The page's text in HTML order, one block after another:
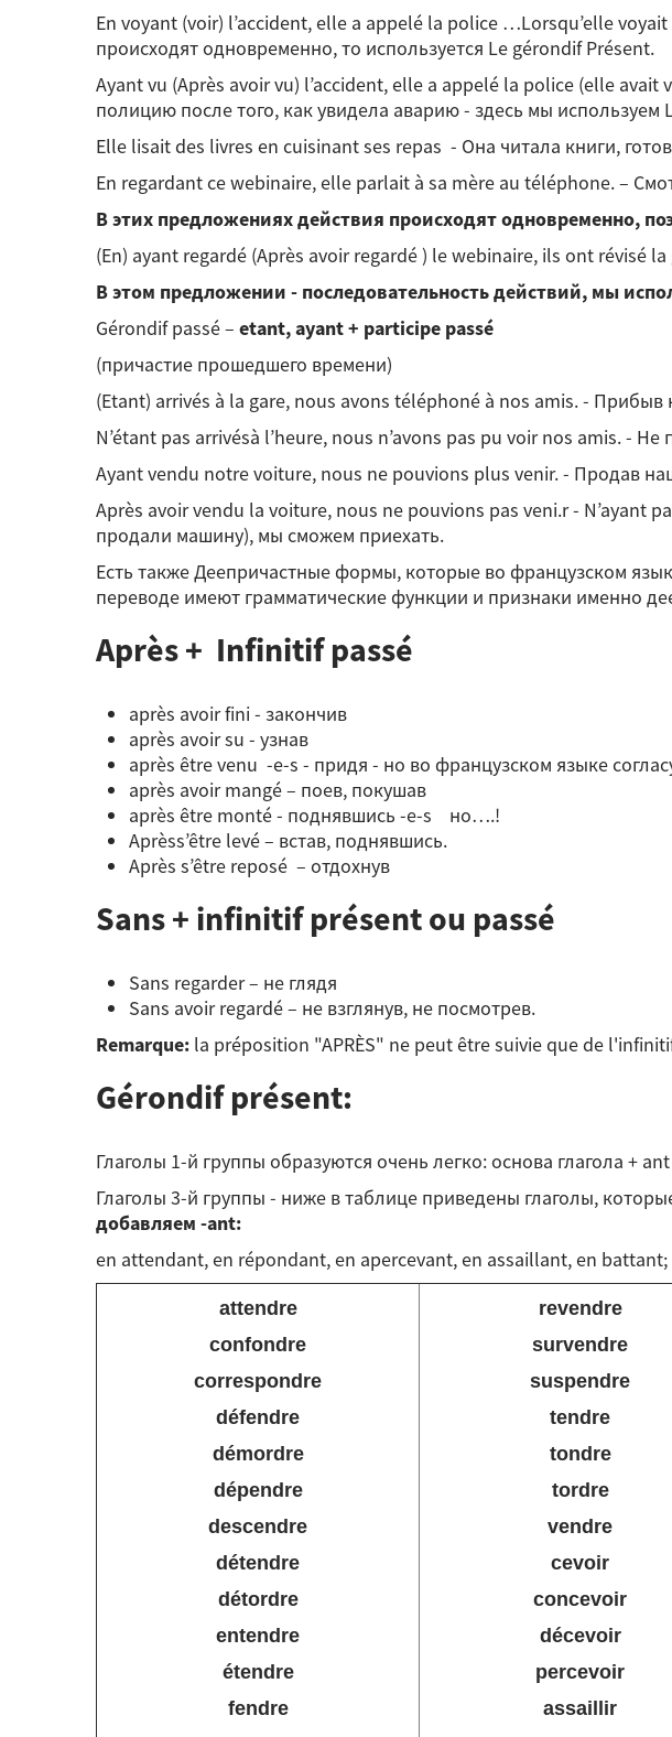
En voyant (voir) l’accident, elle a appelé la police …Lorsqu’elle
происходят одновременно, то используется Le gérondif Présent.
Ayant vu (Après avoir vu) l’accident, elle a appelé la police (elle
полицию после того, как увидела аварию - здесь мы используем
Elle lisait des livres en cuisinant ses repas - Она читала книги,
En regardant ce webinaire, elle parlait à sa mère au téléphone. –
В этих предложениях действия происходят одновременно,
(En) ayant regardé (Après avoir regardé ) le webinaire, ils ont révisé
В этом предложении - последовательность действий, мы
Gérondif passé – etant, ayant + participe passé
(причастие прошедшего времени)
(Etant) arrivés à la gare, nous avons téléphoné à nos amis. -
N’étant pas arrivésà l’heure, nous n’avons pas pu voir nos amis. -
Ayant vendu notre voiture, nous ne pouvions plus venir. - Продав
Après avoir vendu la voiture, nous ne pouvions pas veni.r -
продали машину), мы сможем приехать.
Есть также Деепричастные формы, которые во французском
переводе имеют грамматические функции и признаки именно
Après + Infinitif passé
après avoir fini - закончив
après avoir su - узнав
après être venu -e-s - придя - но во французском языке
après avoir mangé – поев, покушав
après être monté - поднявшись -e-s но….!
Aprèss’être levé – встав, поднявшись.
Après s’être reposé – отдохнув
Sans + infinitif présent ou passé
Sans regarder – не глядя
Sans avoir regardé – не взглянув, не посмотрев.
Remarque: la préposition "APRÈS" ne peut être suivie que de
Gérondif présent:
Глаголы 1-й группы образуются очень легко: основа глагола + ant
Глаголы 3-й группы - ниже в таблице приведены глаголы,
добавляем -ant:
en attendant, en répondant, en apercevant, en assaillant, en
attendre
confondre
correspondre
défendre
démordre
dépendre
descendre
détendre
détordre
entendre
étendre
fendre
revendre
survendre
suspendre
tendre
tondre
tordre
vendre
cevoir
concevoir
décevoir
percevoir
assaillir